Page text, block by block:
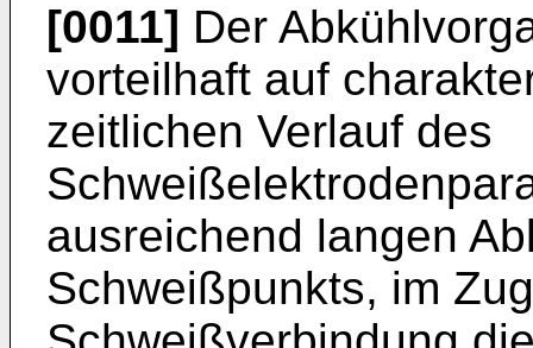
[0011] Der
vorteilhaft auf
zeitlichen Verlauf des
ausreichend langen
Schweißpunkts, im